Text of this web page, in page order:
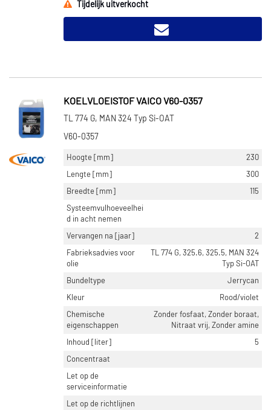
Tijdelijk uitverkocht
KOELVLOEISTOF VAICO V60-0357
TL 774 G, MAN 324 Typ Si-OAT
V60-0357
Hoogte [mm]
230
Lengte [mm]
300
Breedte [mm]
115
Systeemvulhoeveelhei
d in acht nemen
Vervangen na [jaar]
2
Fabrieksadvies voor
olie
TL 774 G, 325.6, 325.5, MAN 324
Typ Si-OAT
Bundeltype
Jerrycan
Kleur
Rood/violet
Chemische
eigenschappen
Zonder fosfaat, Zonder boraat,
Nitraat vrij, Zonder amine
Inhoud [liter]
5
Concentraat
Let op de
serviceinformatie
Let op de richtlijnen